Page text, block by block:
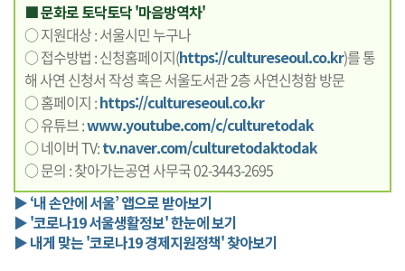
■ 문화로 토닥토닥 '마음방역차'
○ 지원대상 : 서울시민 누구나
○ 접수방법 : 신청홈페이지(https://cultureseoul.co.kr)를 통
해 사연 신청서 작성 혹은 서울도서관 2층 사연신청함 방문
○ 홈페이지 :https://cultureseoul.co.kr
○ 유튜브 :www.youtube.com/c/culturetodak
○ 네이버 TV:tv.naver.com/culturetodaktodak
○ 문의 : 찾아가는공연 사무국 02-3443-2695
▶ ‘내 손안에 서울’ 앱으로 받아보기
▶ '코로나19 서울생활정보' 한눈에 보기
▶ 내게 맞는 '코로나19 경제지원정책' 찾아보기